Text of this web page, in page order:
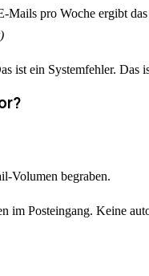
pro Woche ergibt
ist ein Systemfehler. Das
Volumen begraben.
im Posteingang. Keine